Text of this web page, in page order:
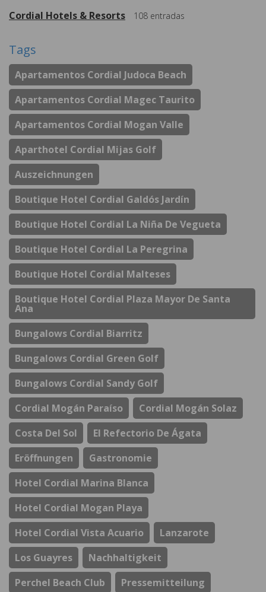
Cordial Hotels & Resorts 108 entradas
Tags
Apartamentos Cordial Judoca Beach
Apartamentos Cordial Magec Taurito
Apartamentos Cordial Mogan Valle
Aparthotel Cordial Mijas Golf
Auszeichnungen
Boutique Hotel Cordial Galdós Jardín
Boutique Hotel Cordial La Niña De Vegueta
Boutique Hotel Cordial La Peregrina
Boutique Hotel Cordial Malteses
Boutique Hotel Cordial Plaza Mayor De Santa
Ana
Bungalows Cordial Biarritz
Bungalows Cordial Green Golf
Bungalows Cordial Sandy Golf
Cordial Mogán Paraíso
Cordial Mogán Solaz
Costa Del Sol
El Refectorio De Ágata
Eröffnungen
Gastronomie
Hotel Cordial Marina Blanca
Hotel Cordial Mogan Playa
Hotel Cordial Vista Acuario
Lanzarote
Los Guayres
Nachhaltigkeit
Perchel Beach Club
Pressemitteilung